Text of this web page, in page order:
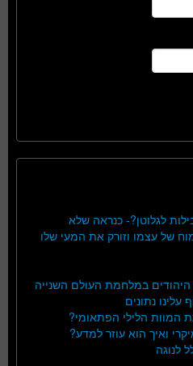
לגלוטן?- כנראה שלא
של עצמו וזורק את המעי שלו
היהודים במלחמת העולם השנייה
המוות הלילי הפתאומי?
ואיך הוא עוזר למדע?
לנוגה